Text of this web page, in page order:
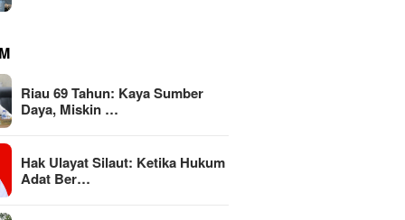
Riau 69 Tahun: Kaya Sumber
Daya, Miskin …
Hak Ulayat Silaut: Ketika Hukum
Adat Ber…